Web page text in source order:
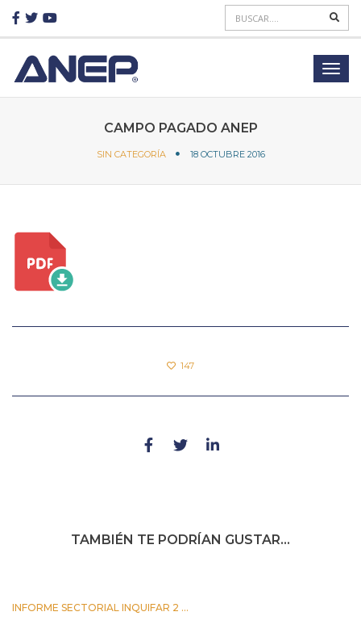
CAMPO PAGADO ANEP
SIN CATEGORÍA 18 OCTUBRE 2016
147
TAMBIÉN TE PODRÍAN GUSTAR...
INFORME SECTORIAL INQUIFAR 2 ...